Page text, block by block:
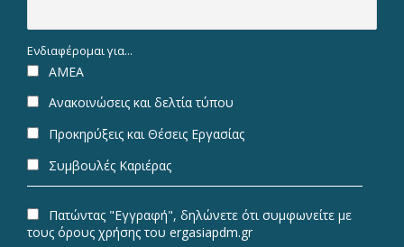
Ενδιαφέρομαι για...
ΑΜΕΑ
Ανακοινώσεις και δελτία τύπου
Προκηρύξεις και Θέσεις Εργασίας
Συμβουλές Καριέρας
Πατώντας "Εγγραφή", δηλώνετε ότι συμφωνείτε με
τους όρους χρήσης του ergasiapdm.gr